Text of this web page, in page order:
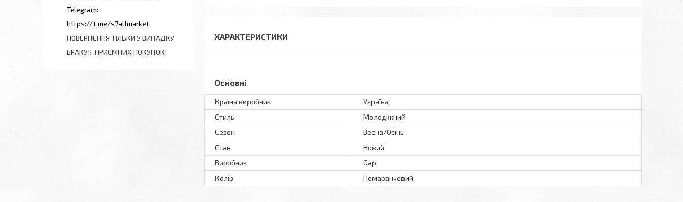
ХАРАКТЕРИСТИКИ
Основні
Країна виробник
Україна
Стиль
Молодіжний
Сезон
Весна/Осінь
Стан
Новий
Виробник
Gap
Колір
Помаранчевий
https://t.me/s7allmarket
ПОВЕРНЕННЯ ТІЛЬКИ У ВИПАДКУ
БРАКУ! ПРИЄМНИХ ПОКУПОК!